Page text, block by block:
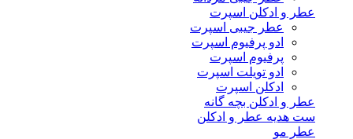
عطر و ادکلن اسپرت
عطر جیبی اسپرت
ادو پرفیوم اسپرت
پرفیوم اسپرت
ادو تویلت اسپرت
ادکلن اسپرت
عطر و ادکلن بچه گانه
ست هدیه عطر و ادکلن
عطر مو